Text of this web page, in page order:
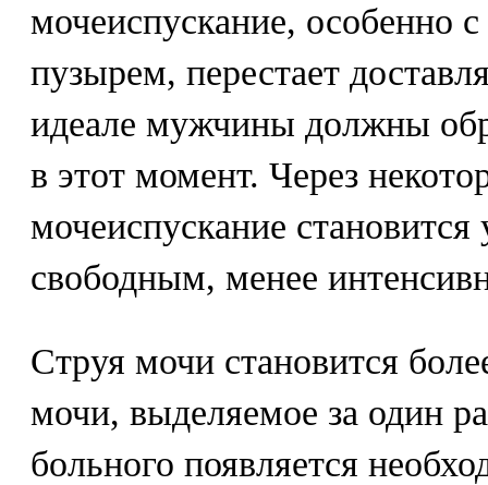
мочеиспускание, особенно
пузырем, перестает
идеале мужчины должны
в этот момент. Через
мочеиспускание
свободным, менее
Струя мочи становится
мочи, выделяемое за один
больного появляется